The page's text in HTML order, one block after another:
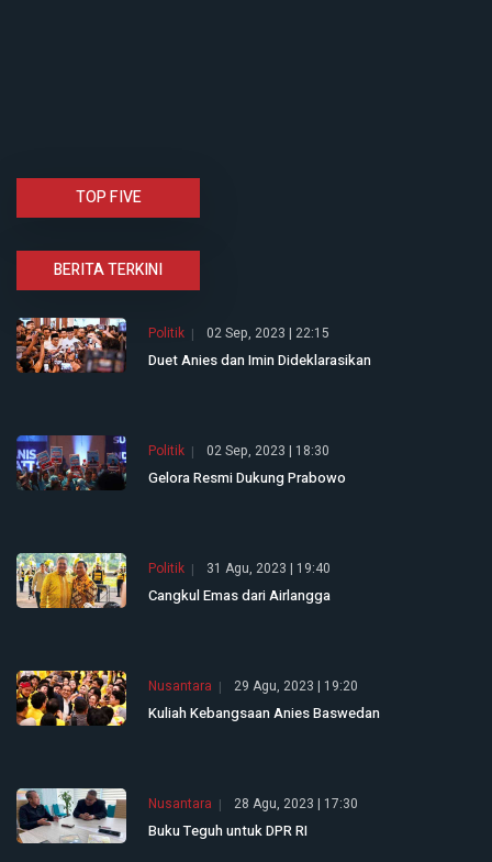
TOP FIVE
BERITA TERKINI
Politik 02 Sep, 2023 | 22:15
Duet Anies dan Imin Dideklarasikan
Politik 02 Sep, 2023 | 18:30
Gelora Resmi Dukung Prabowo
Politik 31 Agu, 2023 | 19:40
Cangkul Emas dari Airlangga
Nusantara 29 Agu, 2023 | 19:20
Kuliah Kebangsaan Anies Baswedan
Nusantara 28 Agu, 2023 | 17:30
Buku Teguh untuk DPR RI